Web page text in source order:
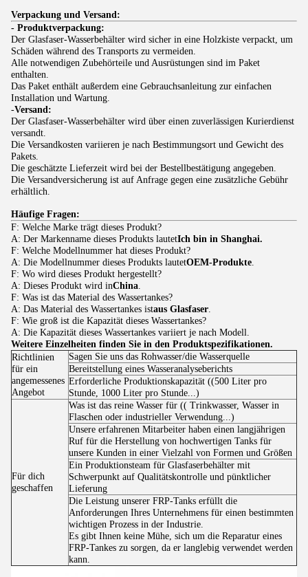
Verpackung und Versand:
- Produktverpackung:
Der Glasfaser-Wasserbehälter wird sicher in eine Holzkiste verpackt, um
Schäden während des Transports zu vermeiden.
Alle notwendigen Zubehörteile und Ausrüstungen sind im Paket
enthalten.
Das Paket enthält außerdem eine Gebrauchsanleitung zur einfachen
Installation und Wartung.
-Versand:
Der Glasfaser-Wasserbehälter wird über einen zuverlässigen Kurierdienst
versandt.
Die Versandkosten variieren je nach Bestimmungsort und Gewicht des
Pakets.
Die geschätzte Lieferzeit wird bei der Bestellbestätigung angegeben.
Die Versandversicherung ist auf Anfrage gegen eine zusätzliche Gebühr
erhältlich.
Häufige Fragen:
F: Welche Marke trägt dieses Produkt?
A: Der Markenname dieses Produkts lautetIch bin in Shanghai.
F: Welche Modellnummer hat dieses Produkt?
A: Die Modellnummer dieses Produkts lautetOEM-Produkte.
F: Wo wird dieses Produkt hergestellt?
A: Dieses Produkt wird inChina.
F: Was ist das Material des Wassertankes?
A: Das Material des Wassertankes istaus Glasfaser.
F: Wie groß ist die Kapazität dieses Wassertankes?
A: Die Kapazität dieses Wassertankes variiert je nach Modell.
Weitere Einzelheiten finden Sie in den Produktspezifikationen.
Richtlinien
für ein
angemessenes
Angebot
Sagen Sie uns das Rohwasser/die Wasserquelle
Bereitstellung eines Wasseranalyseberichts
Erforderliche Produktionskapazität ((500 Liter pro
Stunde, 1000 Liter pro Stunde...)
Für dich
geschaffen
Was ist das reine Wasser für (( Trinkwasser, Wasser in
Flaschen oder industrieller Verwendung...)
Unsere erfahrenen Mitarbeiter haben einen langjährigen
Ruf für die Herstellung von hochwertigen Tanks für
unsere Kunden in einer Vielzahl von Formen und Größen
Ein Produktionsteam für Glasfaserbehälter mit
Schwerpunkt auf Qualitätskontrolle und pünktlicher
Lieferung
Die Leistung unserer FRP-Tanks erfüllt die
Anforderungen Ihres Unternehmens für einen bestimmten
wichtigen Prozess in der Industrie.
Es gibt Ihnen keine Mühe, sich um die Reparatur eines
FRP-Tankes zu sorgen, da er langlebig verwendet werden
kann.